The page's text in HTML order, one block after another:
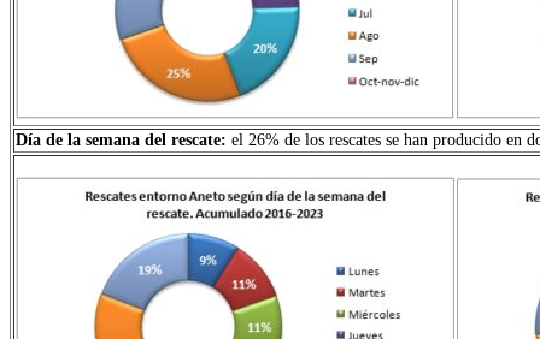
Día de la semana del rescate: el 26% de los rescates se han producido en